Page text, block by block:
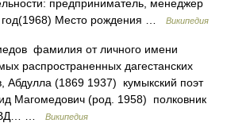
предприниматель, менеджер
год(1968) Место рождения …
Википедия
фамилия от личного имени
распространенных дагестанских
(1869 1937) кумыкский поэт
Магомедович (род. 1958) полковник
…
Википедия